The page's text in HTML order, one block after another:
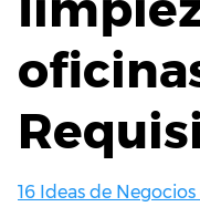
16 Ideas de